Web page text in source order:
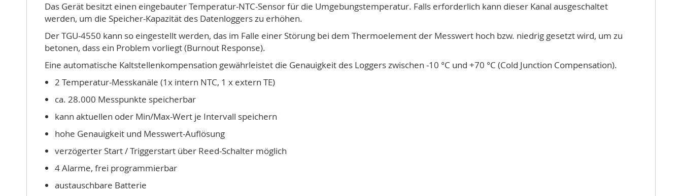
Das Gerät besitzt einen eingebauter Temperatur-NTC-Sensor für die Umgebungstemperatur. Falls erforderlich kann dieser Kanal ausgeschaltet
werden, um die Speicher-Kapazität des Datenloggers zu erhöhen.
Der TGU-4550 kann so eingestellt werden, das im Falle einer Störung bei dem Thermoelement der Messwert hoch bzw. niedrig gesetzt wird, um zu
betonen, dass ein Problem vorliegt (Burnout Response).
Eine automatische Kaltstellenkompensation gewährleistet die Genauigkeit des Loggers zwischen -10 °C und +70 °C (Cold Junction Compensation).
2 Temperatur-Messkanäle (1x intern NTC, 1 x extern TE)
ca. 28.000 Messpunkte speicherbar
kann aktuellen oder Min/Max-Wert je Intervall speichern
hohe Genauigkeit und Messwert-Auflösung
verzögerter Start / Triggerstart über Reed-Schalter möglich
4 Alarme, frei programmierbar
austauschbare Batterie